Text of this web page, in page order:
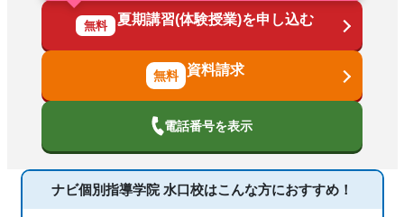
※英語は保証対象教科ではありません。
※その他例外規定がございますので、詳しくは教室
でご確認ください。
4回の無料体験授業
普段と同じ授業を受けられるから、先生との相性も
塾の特徴
成績保証制度あり、授業の振替可能、オ
ンライン対応、1科目から受講可能、季
国語、算数、数学、理科、社会、英語
無料 夏期講習(体験授業)を申し込む
資料請求
電話番号を表示
ナビ個別指導学院 水口校はこんな方におすすめ！